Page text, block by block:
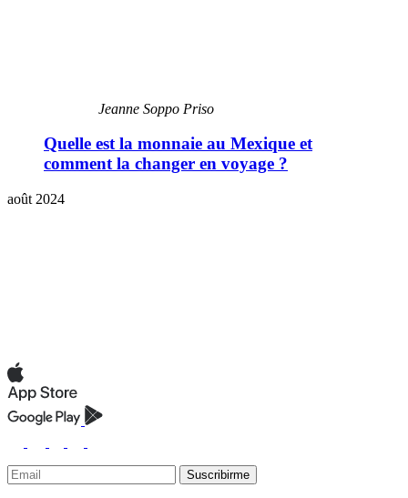
Jeanne Soppo Priso
Quelle est la monnaie au Mexique et
comment la changer en voyage ?
août 2024
Suscribirme